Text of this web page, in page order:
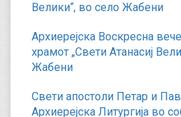
Велики“, во село Жабени
Архиерејска Воскресна
храмот „Свети Атанасиј
Жабени
Свети апостоли Петар и
Архиерејска Литургија во